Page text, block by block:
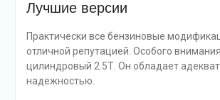
Лучшие версии
Практически все бензиновые
отличной репутацией. Особого
цилиндровый 2.5Т. Он обладает
надежностью.